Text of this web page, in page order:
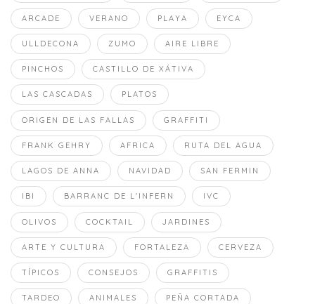
ARCADE VERANO PLAYA EYCA
ULLDECONA ZUMO AIRE LIBRE
PINCHOS CASTILLO DE XÁTIVA
LAS CASCADAS PLATOS
ORIGEN DE LAS FALLAS GRAFFITI
FRANK GEHRY AFRICA RUTA DEL AGUA
LAGOS DE ANNA NAVIDAD SAN FERMIN
IBI BARRANC DE L'INFERN IVC
OLIVOS COCKTAIL JARDINES
ARTE Y CULTURA FORTALEZA CERVEZA
TÍPICOS CONSEJOS GRAFFITIS
TARDEO ANIMALES PEÑA CORTADA